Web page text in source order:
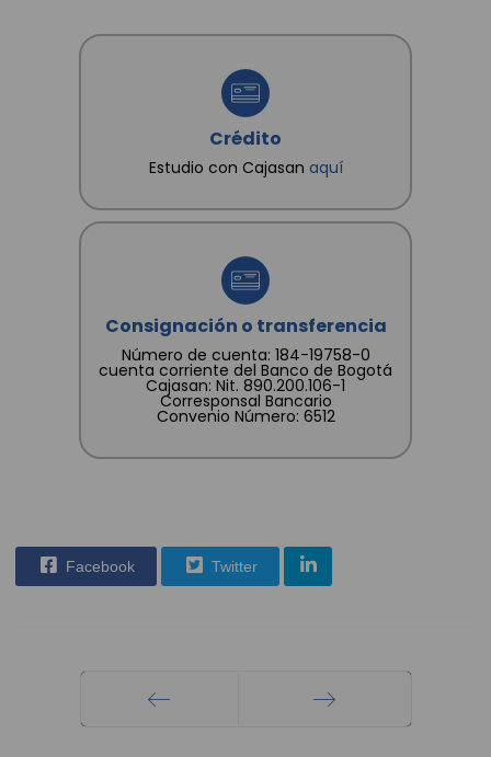
Crédito
Estudio con Cajasan aquí
Consignación o transferencia
Número de cuenta: 184-19758-0
cuenta corriente del Banco de Bogotá
Cajasan: Nit. 890.200.106-1
Corresponsal Bancario
Convenio Número: 6512
Facebook Twitter